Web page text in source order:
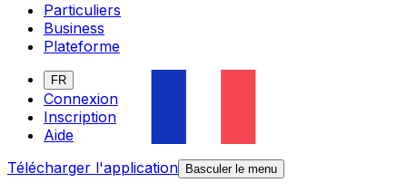
Particuliers
Business
Plateforme
FR
Connexion
Inscription
Aide
Télécharger l'application
Basculer le menu